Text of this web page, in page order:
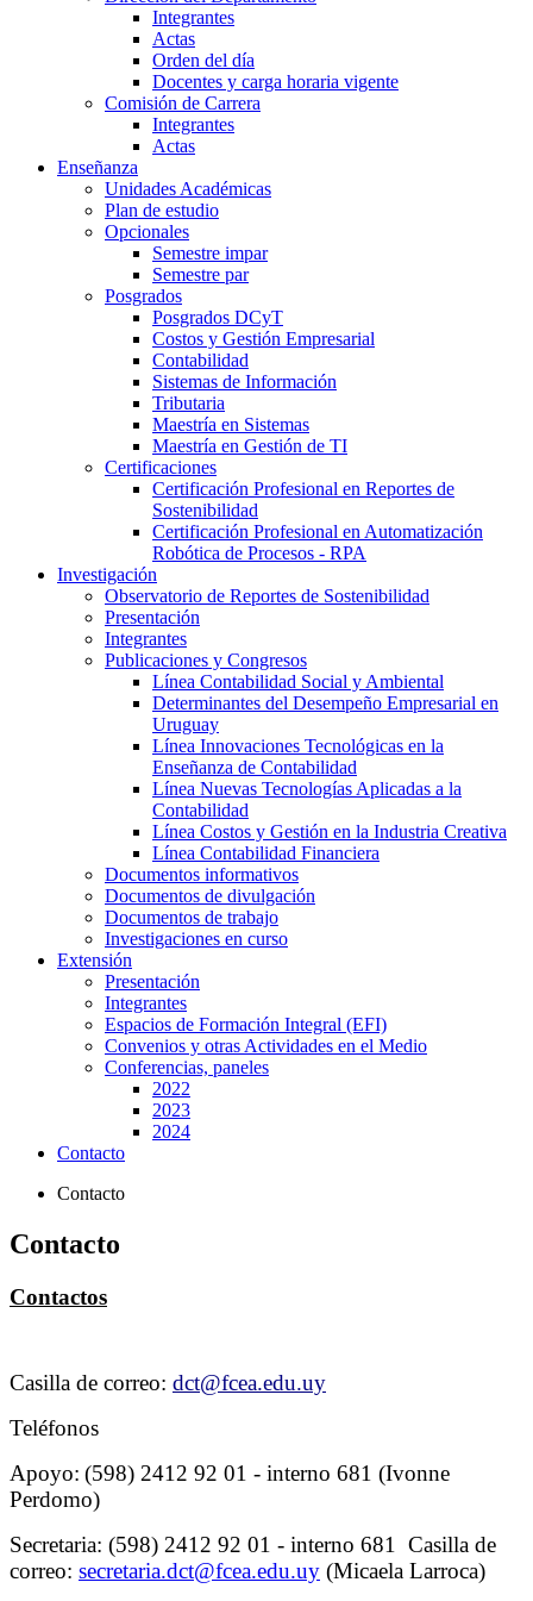
Integrantes
Actas
Orden del día
Docentes y carga horaria vigente
Comisión de Carrera
Integrantes
Actas
Enseñanza
Unidades Académicas
Plan de estudio
Opcionales
Semestre impar
Semestre par
Posgrados
Posgrados DCyT
Costos y Gestión Empresarial
Contabilidad
Sistemas de Información
Tributaria
Maestría en Sistemas
Maestría en Gestión de TI
Certificaciones
Certificación Profesional en Reportes de
Sostenibilidad
Certificación Profesional en Automatización
Robótica de Procesos - RPA
Investigación
Observatorio de Reportes de Sostenibilidad
Presentación
Integrantes
Publicaciones y Congresos
Línea Contabilidad Social y Ambiental
Determinantes del Desempeño Empresarial en
Uruguay
Línea Innovaciones Tecnológicas en la
Enseñanza de Contabilidad
Línea Nuevas Tecnologías Aplicadas a la
Contabilidad
Línea Costos y Gestión en la Industria Creativa
Línea Contabilidad Financiera
Documentos informativos
Documentos de divulgación
Documentos de trabajo
Investigaciones en curso
Extensión
Presentación
Integrantes
Espacios de Formación Integral (EFI)
Convenios y otras Actividades en el Medio
Conferencias, paneles
2022
2023
2024
Contacto
Contacto
Contacto
Contactos
Casilla de correo: dct@fcea.edu.uy
Teléfonos
Apoyo: (598) 2412 92 01 - interno 681 (Ivonne
Perdomo)
Secretaria: (598) 2412 92 01 - interno 681 Casilla de
correo: secretaria.dct@fcea.edu.uy (Micaela Larroca)